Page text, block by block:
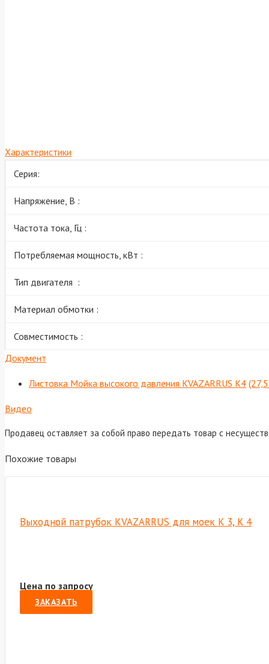
Характеристики
Серия:
Напряжение, В :
Частота тока, Гц :
Потребляемая мощность, кВт :
Тип двигателя :
Материал обмотки :
Совместимость :
Документ
Листовка Мойка высокого давления KVAZARRUS K4
Видео
Продавец оставляет за собой право передать товар с
Похожие товары
Выходной патрубок KVAZARRUS для моек K 3, K 4
Цена по запросу
ЗАКАЗАТЬ